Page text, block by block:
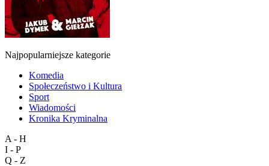
Najpopularniejsze kategorie
Komedia
Społeczeństwo i Kultura
Sport
Wiadomości
Kronika Kryminalna
A - H
I - P
Q - Z